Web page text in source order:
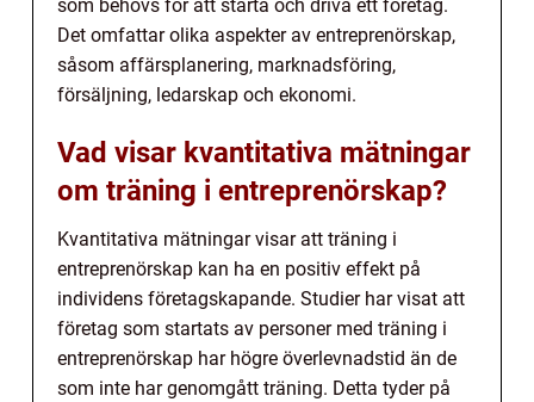
som behövs för att starta och driva ett företag.
Det omfattar olika aspekter av entreprenörskap,
såsom affärsplanering, marknadsföring,
försäljning, ledarskap och ekonomi.
Vad visar kvantitativa mätningar
om träning i entreprenörskap?
Kvantitativa mätningar visar att träning i
entreprenörskap kan ha en positiv effekt på
individens företagskapande. Studier har visat att
företag som startats av personer med träning i
entreprenörskap har högre överlevnadstid än de
som inte har genomgått träning. Detta tyder på